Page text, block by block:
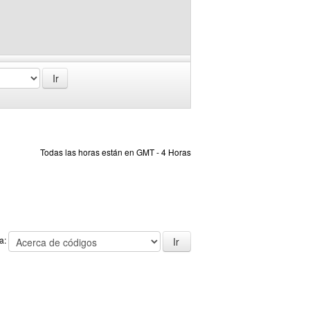
Todas las horas están en GMT - 4 Horas